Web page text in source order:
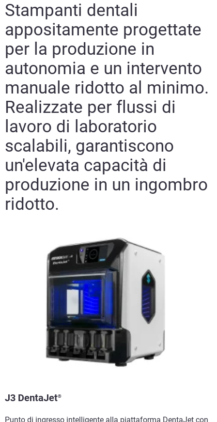
Scopri di più
Scopri di più
Scopri di più
Learn More
Stampanti dentali
appositamente progettate
per la produzione in
autonomia e un intervento
manuale ridotto al minimo.
Realizzate per flussi di
lavoro di laboratorio
scalabili, garantiscono
un'elevata capacità di
produzione in un ingombro
ridotto.
J3 DentaJet®
Punto di ingresso intelligente alla piattaforma DentaJet con